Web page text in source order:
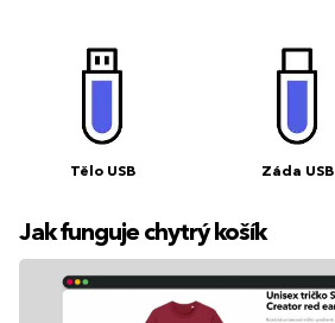
Tělo USB Záda USB
Jak funguje chytrý košík